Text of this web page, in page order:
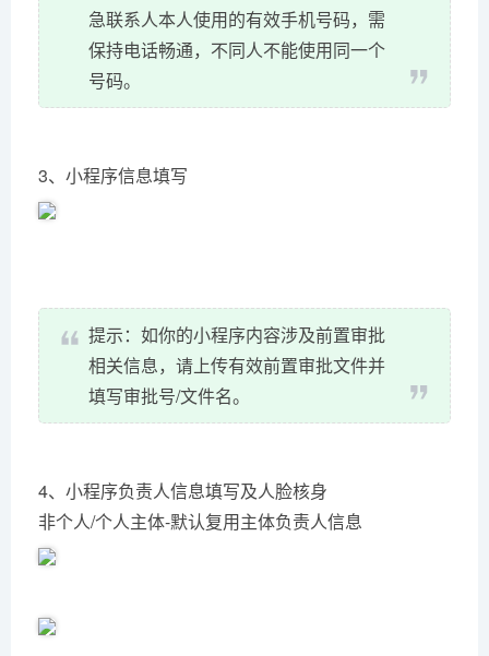
急联系人本人使用的有效手机号码，需
保持电话畅通，不同人不能使用同一个
号码。
3、小程序信息填写
提示：如你的小程序内容涉及前置审批
相关信息，请上传有效前置审批文件并
填写审批号/文件名。
4、小程序负责人信息填写及人脸核身
非个人/个人主体-默认复用主体负责人信息